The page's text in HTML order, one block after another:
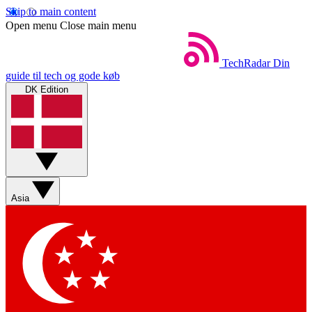
Skip to main content
Open menu Close main menu
TechRadar Din
guide til tech og gode køb
DK Edition
Asia